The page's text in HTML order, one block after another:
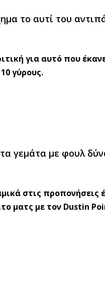
το αυτί του
για αυτό που
γύρους.
γεμάτα με φουλ
στις
ματς με τον Dustin